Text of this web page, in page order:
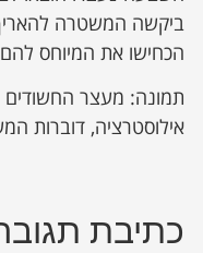
ביקשה המשטרה
הכחישו את המיוחס
תמונה: מעצר החשודים
אילוסטרציה, דוברות
כתיבת